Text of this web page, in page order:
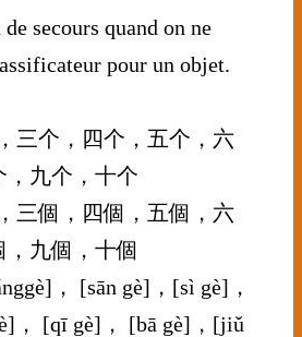
secours quand on ne
pour un objet.
三个，四个，五个，六
，九个，十个
三個，四個，五個，六
九個，十個
， [sān gè]，[sì gè]，
， [qī gè]， [bā gè]，[jiǔ